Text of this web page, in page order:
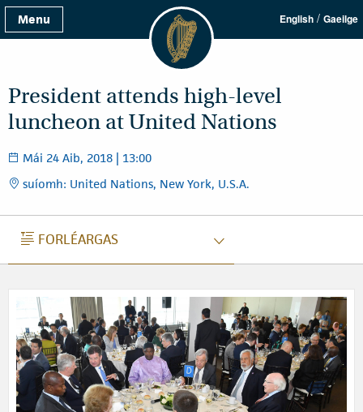
Menu English / Gaeilge
President attends high-level
luncheon at United Nations
Mái 24 Aib, 2018 | 13:00
suíomh: United Nations, New York, U.S.A.
FORLÉARGAS
FORLÉARGAS